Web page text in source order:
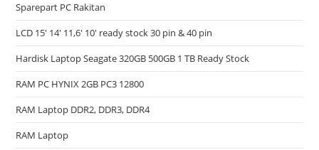
Sparepart PC Rakitan
LCD 15′ 14′ 11,6′ 10′ ready stock 30 pin & 40 pin
Hardisk Laptop Seagate 320GB 500GB 1 TB Ready Stock
RAM PC HYNIX 2GB PC3 12800
RAM Laptop DDR2, DDR3, DDR4
RAM Laptop